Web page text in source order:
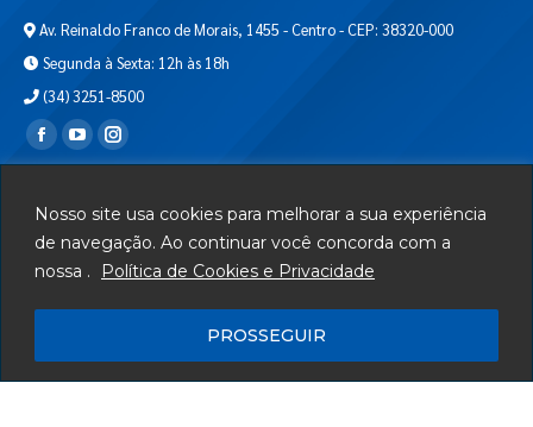
Nosso site usa cookies para melhorar a sua experiência
de navegação. Ao continuar você concorda com a
nossa .
Política de Cookies e Privacidade
PROSSEGUIR
Av. Reinaldo Franco de Morais, 1455 - Centro - CEP: 38320-000
Segunda à Sexta: 12h às 18h
(34) 3251-8500
Encontre-nos em:
Departamento de T.I.
Serviços
Mapa do Site